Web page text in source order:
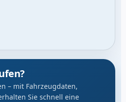
– mit Fahrzeugdaten,
Sie schnell eine